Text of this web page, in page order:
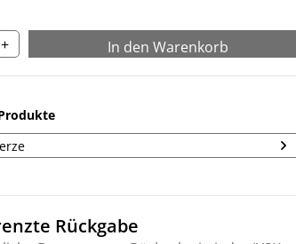
+ In den Warenkorb
Rückgabe